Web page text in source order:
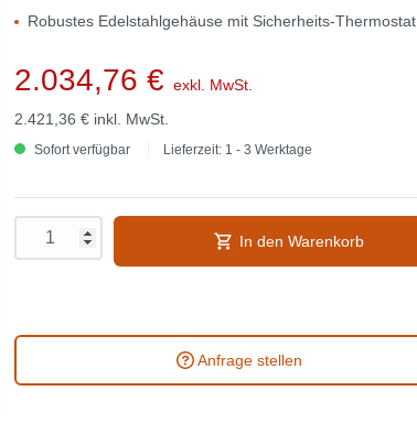
Robustes Edelstahlgehäuse mit Sicherheits-Thermostat
2.034,76 € exkl. MwSt.
2.421,36 € inkl. MwSt.
Sofort verfügbar Lieferzeit: 1 - 3 Werktage
In den Warenkorb
Anfrage stellen